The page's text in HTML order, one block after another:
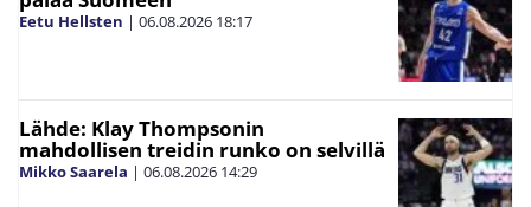
Eetu Hellsten | 06.08.2026 18:17
Lähde: Klay Thompsonin
mahdollisen treidin runko on selvillä
Mikko Saarela | 06.08.2026 14:29